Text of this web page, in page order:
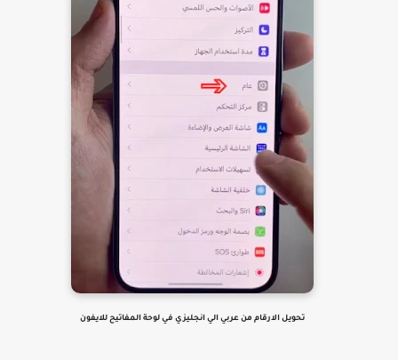
تحويل الارقام من عربي الي انجليزي في لوحة المفاتيح للايفون